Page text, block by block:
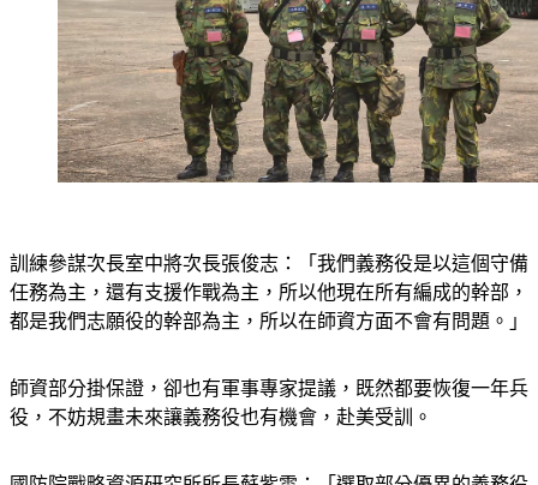
訓練參謀次長室中將次長張俊志：「我們義務役是以這個守備
任務為主，還有支援作戰為主，所以他現在所有編成的幹部，
師資部分掛保證，卻也有軍事專家提議，既然都要恢復一年兵